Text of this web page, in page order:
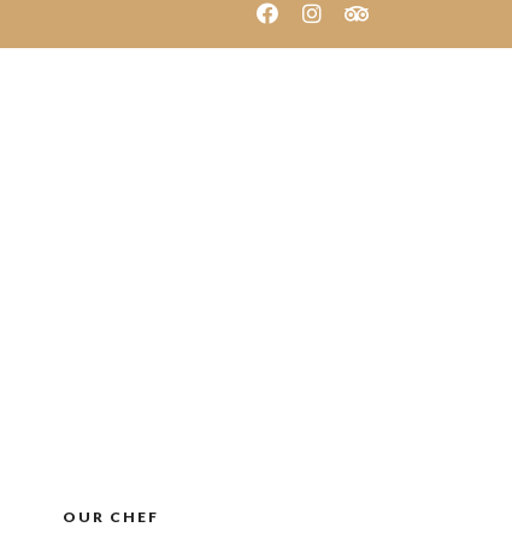
OUR CHEF